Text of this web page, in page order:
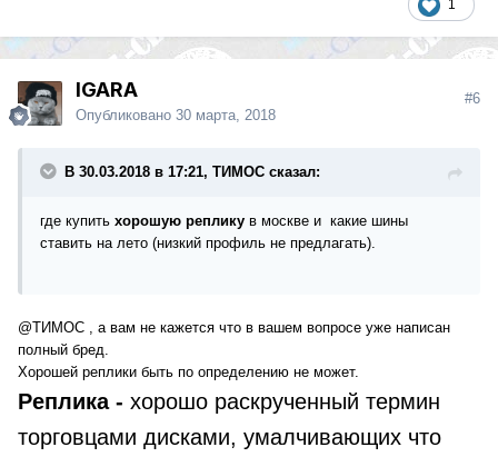
1
IGARA
Опубликовано 30 марта, 2018
#6
В 30.03.2018 в 17:21, ТИМОС сказал:
где купить хорошую реплику в москве и какие шины
ставить на лето (низкий профиль не предлагать).
@ТИМОС , а вам не кажется что в вашем вопросе уже написан
полный бред.
Хорошей реплики быть по определению не может.
Реплика - хорошо раскрученный термин
торговцами дисками, умалчивающих что